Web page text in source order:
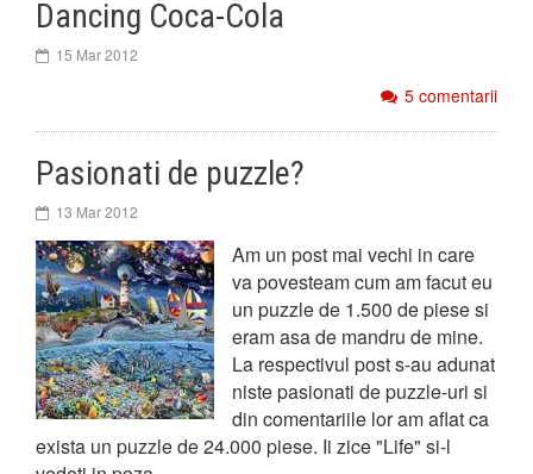
Dancing Coca-Cola
15 Mar 2012
5 comentarii
Pasionati de puzzle?
13 Mar 2012
Am un post mai vechi in care
va povesteam cum am facut eu
un puzzle de 1.500 de piese si
eram asa de mandru de mine.
La respectivul post s-au adunat
niste pasionati de puzzle-uri si
din comentariile lor am aflat ca
exista un puzzle de 24.000 piese. Ii zice "Life" si-l